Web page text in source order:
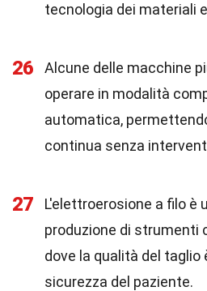
tecnologia dei materiali
26
Alcune delle macchine
operare in modalità
automatica,
continua senza
27
L'elettroerosione a filo è
produzione di strumenti
dove la qualità del
sicurezza del paziente.